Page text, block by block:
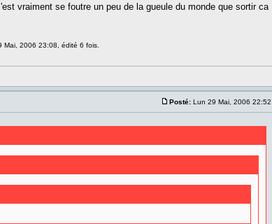
vraiment se foutre un peu de la gueule du monde que sortir ca
Mai, 2006 23:08, édité 6 fois.
Posté: Lun 29 Mai, 2006 22:52